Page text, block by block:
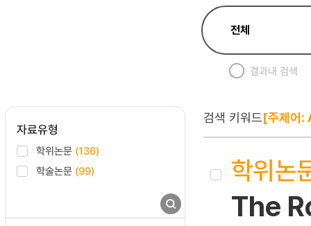
결과내 검색
자료유형
학위논문 (136)
학술논문 (99)
검색 키워드[주제어
학위논
The